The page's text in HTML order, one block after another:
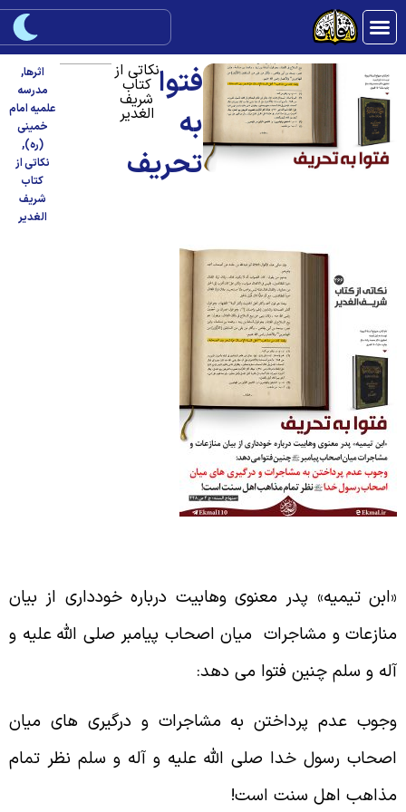
فتوا
به
تحریف
نکاتی از
کتاب
شریف
الغدیر
اثرها,
مدرسه
علمیه امام
خمینی
(ره),
نکاتی از
کتاب
شریف
الغدیر
تیمیه» پدر معنوی وهابیت درباره خودداری از بیان
و مشاجرات میان اصحاب پیامبرصلی الله علیه و
و سلمچنین فتوا می دهد:
عدم پرداختن به مشاجرات و درگیری های میان
رسول خداصلی الله علیه و آله و سلمنظر تمام
اهل سنت است!